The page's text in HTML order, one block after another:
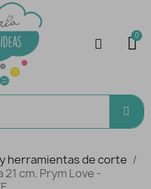
herramientas de corte
cm. Prym Love -